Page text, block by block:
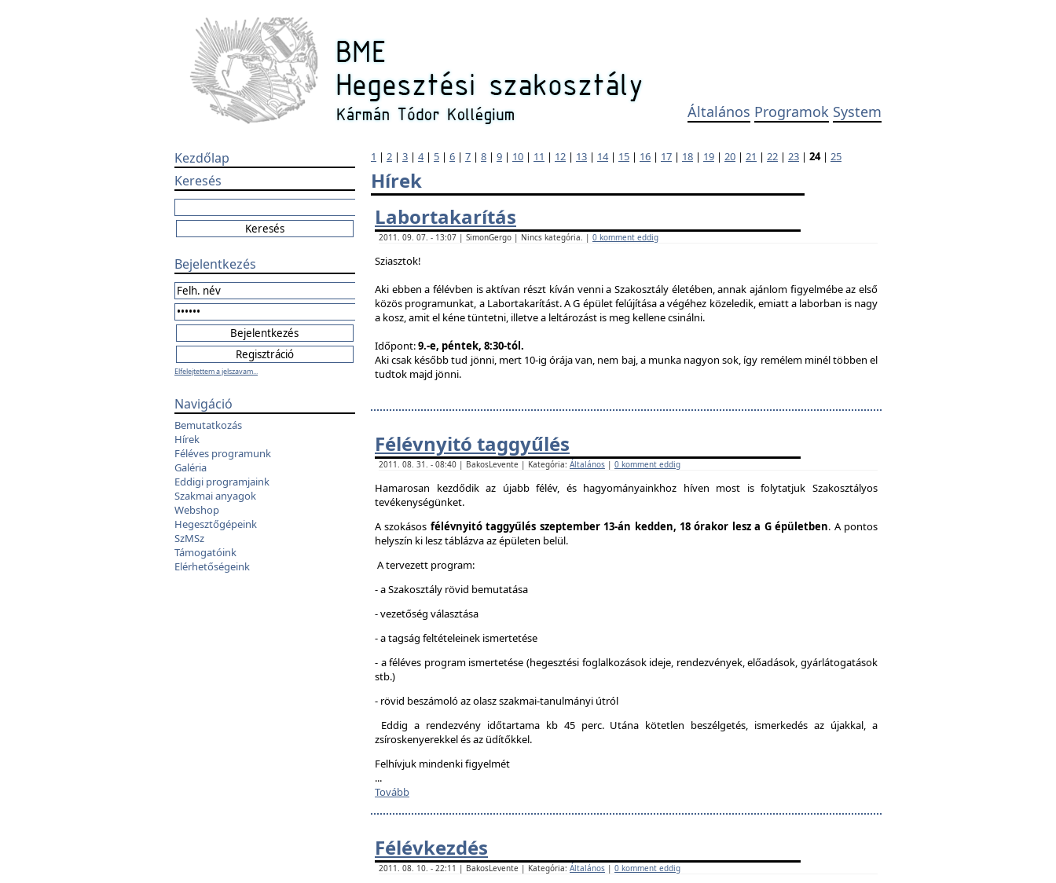
Általános Programok System
Kezdőlap
Keresés
Bejelentkezés
Elfelejtettem a jelszavam...
Navigáció
Bemutatkozás
Hírek
Féléves programunk
Galéria
Eddigi programjaink
Szakmai anyagok
Webshop
Hegesztőgépeink
SzMSz
Támogatóink
Elérhetőségeink
1 | 2 | 3 | 4| 5 | 6 | 7 | 8 | 9 | 10 | 11 | 12 | 13 | 14| 15 | 16 | 17 | 18 | 19 | 20 | 21 | 22 | 23 | 24| 25
Hírek
Labortakarítás
2011. 09. 07. - 13:07 | SimonGergo | Nincs kategória. | 0 komment eddig
Sziasztok!
Aki ebben a félévben is aktívan részt kíván venni a Szakosztály életében, annak ajánlom figyelmébe az első
közös programunkat, a Labortakarítást. A G épület felújítása a végéhez közeledik, emiatt a laborban is nagy
a kosz, amit el kéne tüntetni, illetve a leltározást is meg kellene csinálni.
Időpont:9.-e, péntek, 8:30-tól.
Aki csak később tud jönni, mert 10-ig órája van, nem baj, a munka nagyon sok, így remélem minél többen el
tudtok majd jönni.
Félévnyitó taggyűlés
2011. 08. 31. - 08:40 | BakosLevente | Kategória: Általános | 0 komment eddig
Hamarosan kezdődik az újabb félév, és hagyományainkhoz híven most is folytatjuk Szakosztályos
tevékenységünket.
A szokásos félévnyitó taggyűlés szeptember 13-án kedden, 18 órakor lesz a G épületben. A pontos
helyszín ki lesz táblázva az épületen belül.
A tervezett program:
- a Szakosztály rövid bemutatása
- vezetőség választása
- a tagság feltételeinek ismertetése
- a féléves program ismertetése (hegesztési foglalkozások ideje, rendezvények, előadások, gyárlátogatások
stb.)
- rövid beszámoló az olasz szakmai-tanulmányi útról
Eddig a rendezvény időtartama kb 45 perc. Utána kötetlen beszélgetés, ismerkedés az újakkal, a
zsíroskenyerekkel és az üdítőkkel.
Felhívjuk mindenki figyelmét
...
Tovább
Félévkezdés
2011. 08. 10. - 22:11 | BakosLevente | Kategória: Általános | 0 komment eddig